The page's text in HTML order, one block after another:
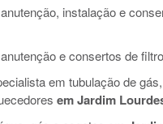
instalação e
e consertos de
em tubulação de
em Jardim